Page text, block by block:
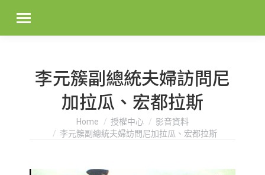
李元簇副總統夫婦訪問尼
加拉瓜、宏都拉斯
You are here:Home 授權中心
影音資料
李元簇副總統夫婦訪問尼加拉瓜、宏都拉斯